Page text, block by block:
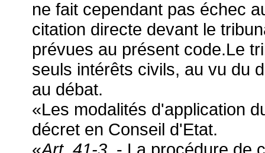
ne fait cependant pas échec
citation directe devant le
prévues au présent code.Le
seuls intérêts civils, au vu du
au débat.
«Les modalités d'application
décret en Conseil d'Etat.